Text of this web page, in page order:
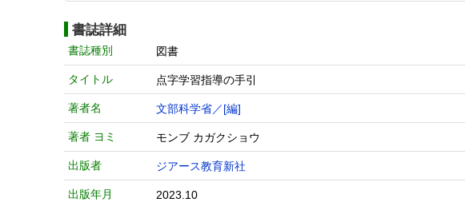
書誌詳細
書誌種別 図書
タイトル 点字学習指導の手引
著者名 文部科学省／[編]
著者 ヨミ モンブ カガクショウ
出版者 ジアース教育新社
出版年月 2023.10